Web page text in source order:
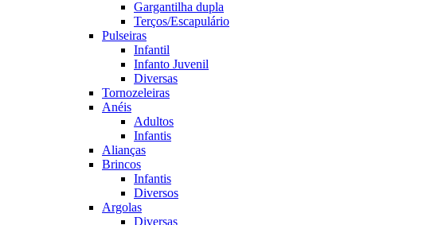
Gargantilha dupla
Terços/Escapulário
Pulseiras
Infantil
Infanto Juvenil
Diversas
Tornozeleiras
Anéis
Adultos
Infantis
Alianças
Brincos
Infantis
Diversos
Argolas
Diversas